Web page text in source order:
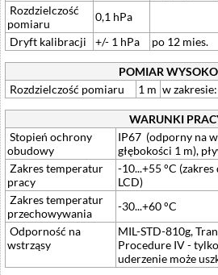
Rozdzielczość
pomiaru
0,1 hPa
Dryft kalibracji
+/- 1 hPa po 12 mies.
POMIAR
Rozdzielczość pomiaru
1 m w
WARUNKI
Stopień ochrony
obudowy
IP67 (odporny na
głębokości 1 m),
Zakres temperatur
pracy
-10...+55 °C
LCD)
Zakres temperatur
przechowywania
-30...+60 °C
Odporność na
wstrząsy
MIL-STD-810g,
Procedure IV -
uderzenie może